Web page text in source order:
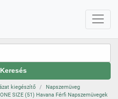
Keresés
kiegészítő
Napszemüveg
SIZE (51) Havana Férfi Napszemüvegek